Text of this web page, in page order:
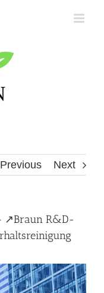
Previous Next
↗️Braun R&D-